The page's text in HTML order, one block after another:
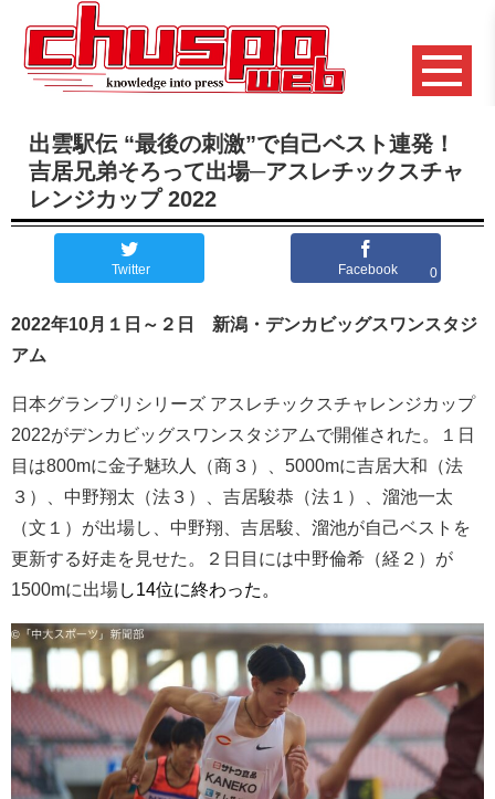
出雲駅伝 “最後の刺激”で自己ベスト連発！
吉居兄弟そろって出場─アスレチックスチャ
レンジカップ 2022
Twitter Facebook 0
2022年10月１日～２日 新潟・デンカビッグスワンスタジ
アム
日本グランプリシリーズ アスレチックスチャレンジカップ
2022がデンカビッグスワンスタジアムで開催された。１日
目は800mに金子魅玖人（商３）、5000mに吉居大和（法
３）、中野翔太（法３）、吉居駿恭（法１）、溜池一太
（文１）が出場し、中野翔、吉居駿、溜池が自己ベストを
更新する好走を見せた。２日目には中野倫希（経２）が
1500mに出場し14位に終わった。